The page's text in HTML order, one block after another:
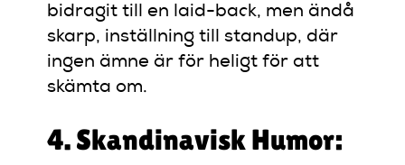
bidragit till en laid-back, men ändå
skarp, inställning till standup, där
ingen ämne är för heligt för att
skämta om.
4. Skandinavisk Humor: